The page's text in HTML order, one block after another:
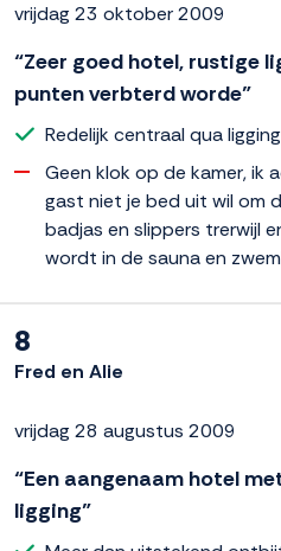
vrijdag 23 oktober 2009
“Zeer goed hotel, rustige
punten verbterd worde”
Redelijk centraal qua ligging
Geen klok op de kamer, ik
gast niet je bed uit wil om
badjas en slippers trerwijl
wordt in de sauna en
8
Fred en Alie
vrijdag 28 augustus 2009
“Een aangenaam hotel
ligging”